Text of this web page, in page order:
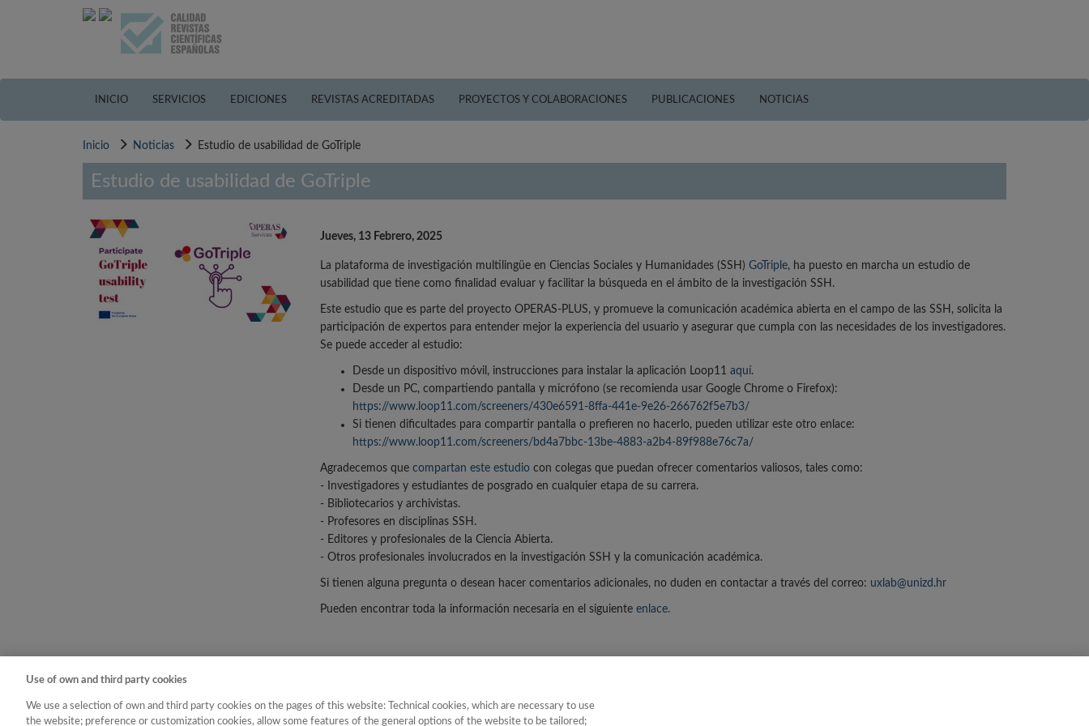
INICIO SERVICIOS EDICIONES REVISTAS ACREDITADAS PROYECTOS Y COLABORACIONES PUBLICACIONES NOTICIAS
Inicio Noticias Estudio de usabilidad de GoTriple
Estudio de usabilidad de GoTriple
Jueves, 13 Febrero, 2025
La plataforma de investigación multilingüe en Ciencias Sociales y Humanidades (SSH) GoTriple, ha puesto en marcha un estudio de
usabilidad que tiene como finalidad evaluar y facilitar la búsqueda en el ámbito de la investigación SSH.
Este estudio que es parte del proyecto OPERAS-PLUS, y promueve la comunicación académica abierta en el campo de las SSH, solicita la
participación de expertos para entender mejor la experiencia del usuario y asegurar que cumpla con las necesidades de los investigadores.
Se puede acceder al estudio:
Desde un dispositivo móvil, instrucciones para instalar la aplicación Loop11 aquí.
Desde un PC, compartiendo pantalla y micrófono (se recomienda usar Google Chrome o Firefox):
https://www.loop11.com/screeners/430e6591-8ffa-441e-9e26-266762f5e7b3/
Si tienen dificultades para compartir pantalla o prefieren no hacerlo, pueden utilizar este otro enlace:
https://www.loop11.com/screeners/bd4a7bbc-13be-4883-a2b4-89f988e76c7a/
Agradecemos que compartan este estudiocon colegas que puedan ofrecer comentarios valiosos, tales como:
- Investigadores y estudiantes de posgrado en cualquier etapa de su carrera.
- Bibliotecarios y archivistas.
- Profesores en disciplinas SSH.
- Editores y profesionales de la Ciencia Abierta.
- Otros profesionales involucrados en la investigación SSH y la comunicación académica.
Si tienen alguna pregunta o desean hacer comentarios adicionales, no duden en contactar a través del correo: uxlab@unizd.hr
Pueden encontrar toda la información necesaria en el siguiente enlace.
Contacto|Tabla de Instituciones|Política de Cookies| Política de calidad
Use of own and third party cookies
We use a selection of own and third party cookies on the pages of this website: Technical cookies, which are necessary to use
the website; preference or customization cookies, allow some features of the general options of the website to be tailored;